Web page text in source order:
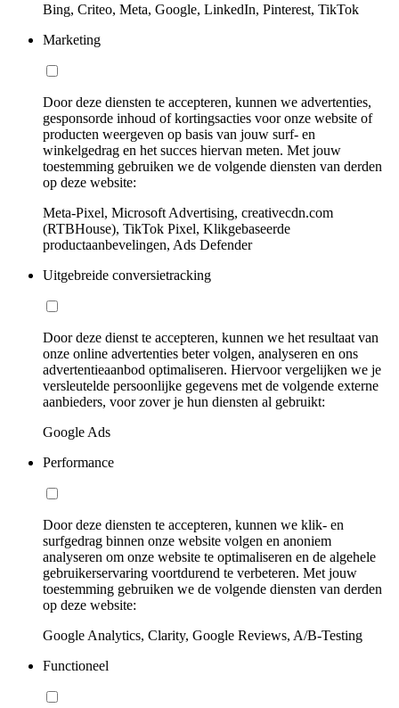
Bing, Criteo, Meta, Google, LinkedIn, Pinterest, TikTok
Marketing
Door deze diensten te accepteren, kunnen we advertenties,
gesponsorde inhoud of kortingsacties voor onze website of
producten weergeven op basis van jouw surf- en
winkelgedrag en het succes hiervan meten. Met jouw
toestemming gebruiken we de volgende diensten van derden
op deze website:
Meta-Pixel, Microsoft Advertising, creativecdn.com
(RTBHouse), TikTok Pixel, Klikgebaseerde
productaanbevelingen, Ads Defender
Uitgebreide conversietracking
Door deze dienst te accepteren, kunnen we het resultaat van
onze online advertenties beter volgen, analyseren en ons
advertentieaanbod optimaliseren. Hiervoor vergelijken we je
versleutelde persoonlijke gegevens met de volgende externe
aanbieders, voor zover je hun diensten al gebruikt:
Google Ads
Performance
Door deze diensten te accepteren, kunnen we klik- en
surfgedrag binnen onze website volgen en anoniem
analyseren om onze website te optimaliseren en de algehele
gebruikerservaring voortdurend te verbeteren. Met jouw
toestemming gebruiken we de volgende diensten van derden
op deze website:
Google Analytics, Clarity, Google Reviews, A/B-Testing
Functioneel